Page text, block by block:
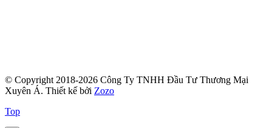
© Copyright 2018-2026 Công Ty TNHH Đầu Tư Thương Mại
Xuyên Á. Thiết kế bởi Zozo
Top